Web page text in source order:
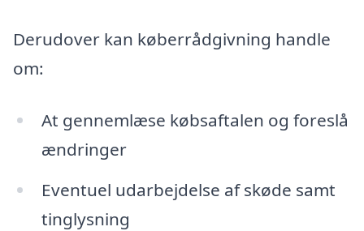
Derudover kan køberrådgivning handle
om:
At gennemlæse købsaftalen og foreslå
ændringer
Eventuel udarbejdelse af skøde samt
tinglysning